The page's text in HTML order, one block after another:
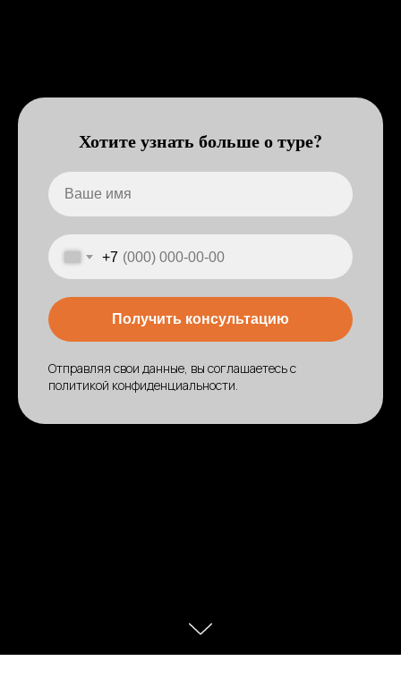
Хотите узнать больше о туре?
+7
Получить консультацию
Отправляя свои данные, вы соглашаетесь с
политикой конфиденциальности